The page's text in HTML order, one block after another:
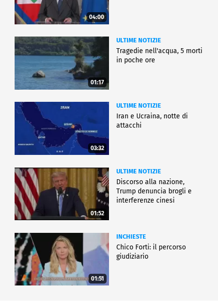
04:00
01:17
ULTIME NOTIZIE
Tragedie nell'acqua, 5 morti
in poche ore
03:32
ULTIME NOTIZIE
Iran e Ucraina, notte di
attacchi
01:52
ULTIME NOTIZIE
Discorso alla nazione,
Trump denuncia brogli e
interferenze cinesi
01:51
INCHIESTE
Chico Forti: il percorso
giudiziario